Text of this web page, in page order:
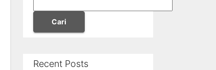
Cari
Recent Posts